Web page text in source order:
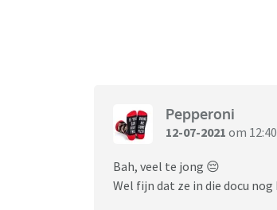
Pepperoni
12-07-2021 om 12:40
Bah, veel te jong 😔
Wel fijn dat ze in die docu